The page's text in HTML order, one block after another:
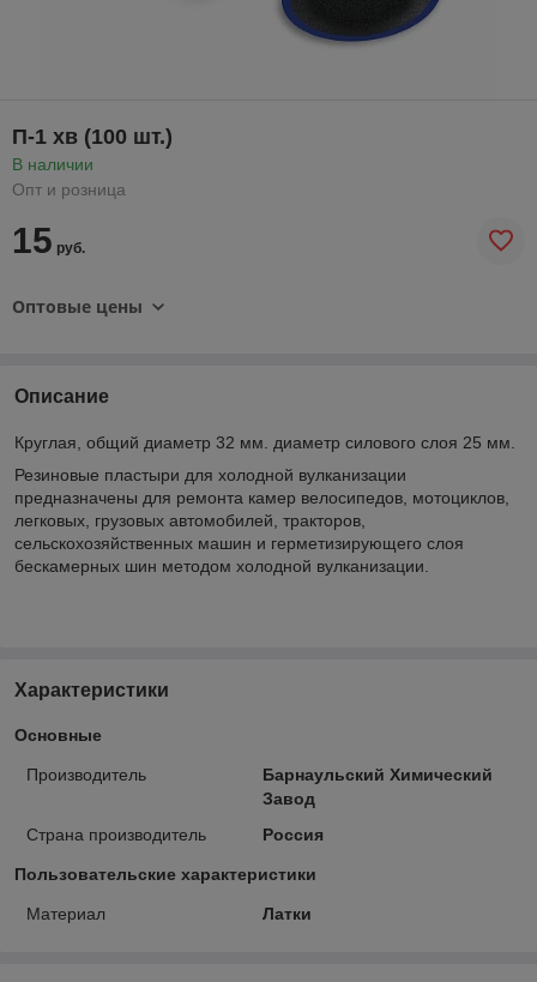
П-1 хв (100 шт.)
В наличии
Опт и розница
15 руб.
Оптовые цены
Описание
Круглая, общий диаметр 32 мм. диаметр силового слоя 25 мм.
Резиновые пластыри для холодной вулканизации
предназначены для ремонта камер велосипедов, мотоциклов,
легковых, грузовых автомобилей, тракторов,
сельскохозяйственных машин и герметизирующего слоя
бескамерных шин методом холодной вулканизации.
Характеристики
Основные
Производитель
Барнаульский Химический
Завод
Страна производитель
Россия
Пользовательские характеристики
Материал Латки